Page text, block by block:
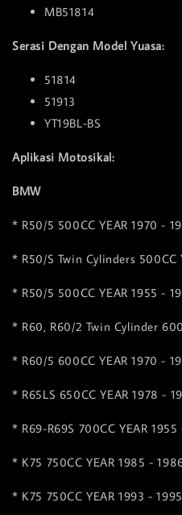
MB51814
Serasi Dengan Model Yuasa:
51814
51913
YT19BL-BS
Aplikasi Motosikal:
BMW
* R50/5 500CC YEAR 1970 -
* R50/S Twin Cylinders 500CC
* R50/5 500CC YEAR 1955 -
* R60, R60/2 Twin Cylinder
* R60/5 600CC YEAR 1970 -
* R65LS 650CC YEAR 1978 -
* R69-R69S 700CC YEAR 1955
* K75 750CC YEAR 1985 -
* K75 750CC YEAR 1993 - 1995